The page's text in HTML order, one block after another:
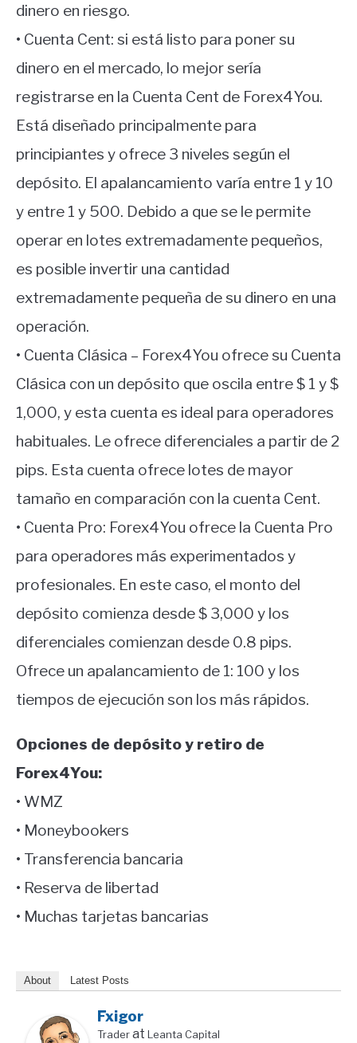
dinero en riesgo.
• Cuenta Cent: si está listo para poner su
dinero en el mercado, lo mejor sería
registrarse en la Cuenta Cent de Forex4You.
Está diseñado principalmente para
principiantes y ofrece 3 niveles según el
depósito. El apalancamiento varía entre 1 y 10
y entre 1 y 500. Debido a que se le permite
operar en lotes extremadamente pequeños,
es posible invertir una cantidad
extremadamente pequeña de su dinero en una
operación.
• Cuenta Clásica – Forex4You ofrece su Cuenta
Clásica con un depósito que oscila entre $ 1 y $
1,000, y esta cuenta es ideal para operadores
habituales. Le ofrece diferenciales a partir de 2
pips. Esta cuenta ofrece lotes de mayor
tamaño en comparación con la cuenta Cent.
• Cuenta Pro: Forex4You ofrece la Cuenta Pro
para operadores más experimentados y
profesionales. En este caso, el monto del
depósito comienza desde $ 3,000 y los
diferenciales comienzan desde 0.8 pips.
Ofrece un apalancamiento de 1: 100 y los
tiempos de ejecución son los más rápidos.
Opciones de depósito y retiro de
Forex4You:
• WMZ
• Moneybookers
• Transferencia bancaria
• Reserva de libertad
• Muchas tarjetas bancarias
About Latest Posts
Fxigor
Traderat Leanta Capital